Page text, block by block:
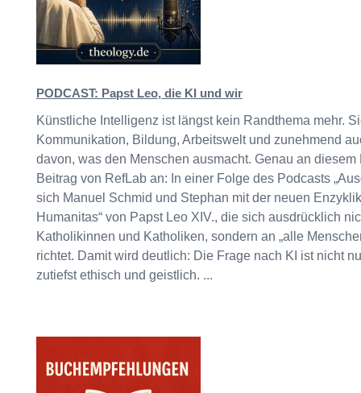
PODCAST: Papst Leo, die KI und wir
Künstliche Intelligenz ist längst kein Randthema mehr.
Kommunikation, Bildung, Arbeitswelt und zunehmend
davon, was den Menschen ausmacht. Genau an diesem
Beitrag von RefLab an: In einer Folge des Podcasts
sich Manuel Schmid und Stephan mit der neuen
Humanitas“ von Papst Leo XIV., die sich ausdrücklich
Katholikinnen und Katholiken, sondern an „alle
richtet. Damit wird deutlich: Die Frage nach KI ist nicht
zutiefst ethisch und geistlich. ...